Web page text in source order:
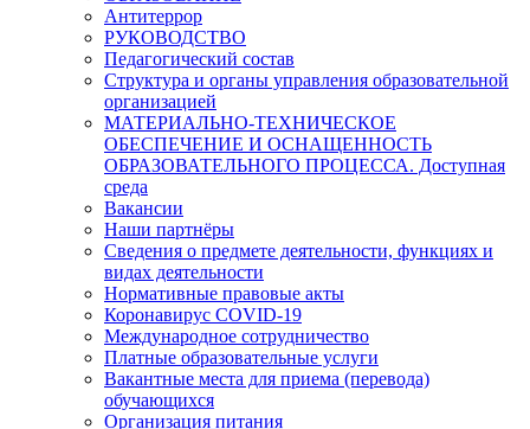
Антитеррор
РУКОВОДСТВО
Педагогический состав
Структура и органы управления образовательной
организацией
МАТЕРИАЛЬНО-ТЕХНИЧЕСКОЕ
ОБЕСПЕЧЕНИЕ И ОСНАЩЕННОСТЬ
ОБРАЗОВАТЕЛЬНОГО ПРОЦЕССА. Доступная
среда
Вакансии
Наши партнёры
Сведения о предмете деятельности, функциях и
видах деятельности
Нормативные правовые акты
Коронавирус COVID-19
Международное сотрудничество
Платные образовательные услуги
Вакантные места для приема (перевода)
обучающихся
Организация питания